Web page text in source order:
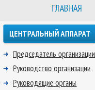
ГЛАВНАЯ
ЦЕНТРАЛЬНЫЙ АППАРАТ
Председатель организации
Руководство организации
Руководящие органы